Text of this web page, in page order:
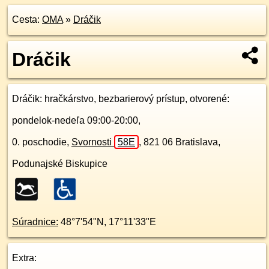
Cesta: OMA» Dráčik
Dráčik
Dráčik: hračkárstvo, bezbarierový prístup, otvorené:
pondelok-nedeľa 09:00-20:00,
0. poschodie, Svornosti 58E , 821 06 Bratislava,
Podunajské Biskupice
Súradnice: 48°7'54"N , 17°11'33"E
Extra: